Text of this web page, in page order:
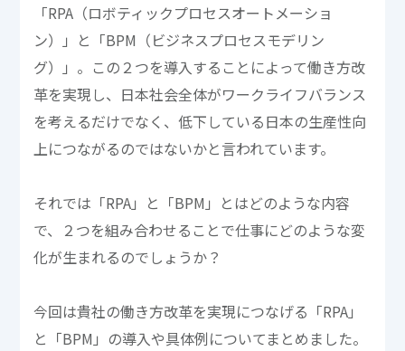
「RPA（ロボティックプロセスオートメーショ
ン）」と「BPM（ビジネスプロセスモデリン
グ）」。この２つを導入することによって働き方改
革を実現し、日本社会全体がワークライフバランス
を考えるだけでなく、低下している日本の生産性向
上につながるのではないかと言われています。
それでは「RPA」と「BPM」とはどのような内容
で、２つを組み合わせることで仕事にどのような変
化が生まれるのでしょうか？
今回は貴社の働き方改革を実現につなげる「RPA」
と「BPM」の導入や具体例についてまとめました。